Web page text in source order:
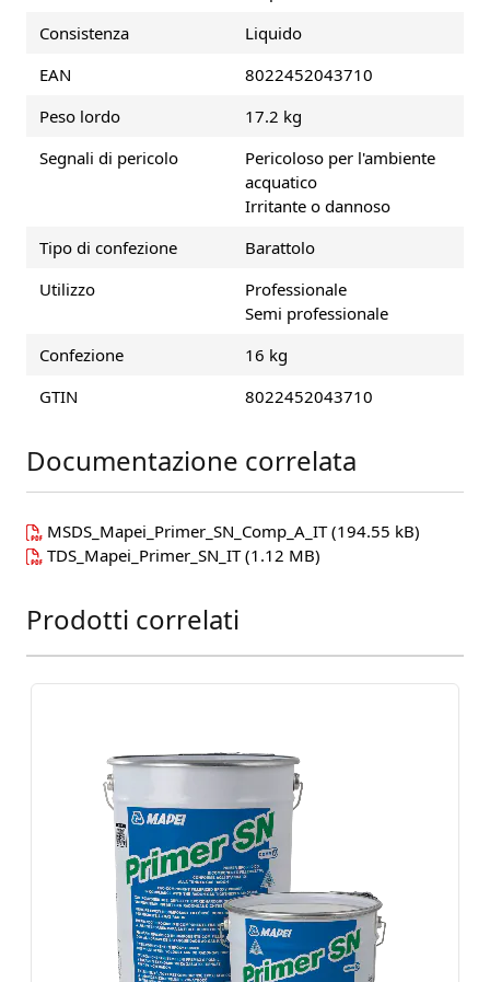
Consistenza
Liquido
EAN
8022452043710
Peso lordo
17.2 kg
Segnali di pericolo
Pericoloso per l'ambiente
acquatico
Irritante o dannoso
Tipo di confezione
Barattolo
Utilizzo
Professionale
Semi professionale
Confezione
16 kg
GTIN
8022452043710
Documentazione correlata
MSDS_Mapei_Primer_SN_Comp_A_IT(194.55 kB)
TDS_Mapei_Primer_SN_IT(1.12 MB)
Press to skip carousel
Prodotti correlati